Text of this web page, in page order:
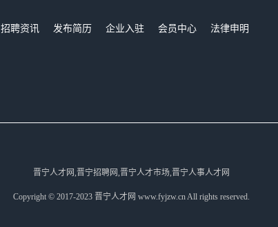
招聘资讯 发布简历 企业入驻 会员中心
法律申明
晋宁人才网,晋宁招聘网,晋宁人才市场,晋宁人事人才网
Copyright © 2017-2023 晋宁人才网 www.fyjzw.cn All rights reserved.